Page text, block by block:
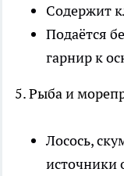
Содержит
Подаётся
гарнир к
5. Рыба и
Лосось,
источники